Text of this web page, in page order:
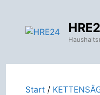
springen
Start /